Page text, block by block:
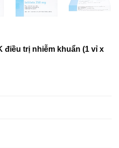
điều trị nhiễm khuẩn (1 vỉ x